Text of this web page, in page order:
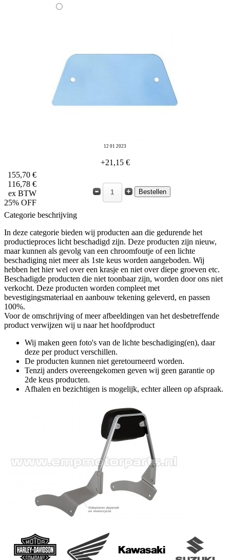
12 01 2023
+21,15 €
155,70 €
116,78 €
ex BTW
25% OFF
Categorie beschrijving
In deze categorie bieden wij producten aan die gedurende het
productieproces licht beschadigd zijn. Deze producten zijn nieuw,
maar kunnen als gevolg van een chroomfoutje of een lichte
beschadiging niet meer als 1ste keus worden aangeboden. Wij
hebben het hier wel over een krasje en niet over diepe groeven etc.
Beschadigde producten die niet toonbaar zijn, worden door ons niet
verkocht. Deze producten worden compleet met
bevestigingsmateriaal en aanbouw tekening geleverd, en passen
100%.
Voor de omschrijving of meer afbeeldingen van het desbetreffende
product verwijzen wij u naar het hoofdproduct
Wij maken geen foto's van de lichte beschadiging(en), daar
deze per product verschillen.
De producten kunnen niet geretourneerd worden.
Tenzij anders overeengekomen geven wij geen garantie op
2de keus producten.
Afhalen en bezichtigen is mogelijk, echter alleen op afspraak.